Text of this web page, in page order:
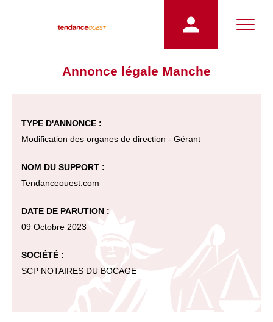
Annonce légale Manche
TYPE D'ANNONCE :
Modification des organes de direction - Gérant
NOM DU SUPPORT :
Tendanceouest.com
DATE DE PARUTION :
09 Octobre 2023
SOCIÉTÉ :
SCP NOTAIRES DU BOCAGE